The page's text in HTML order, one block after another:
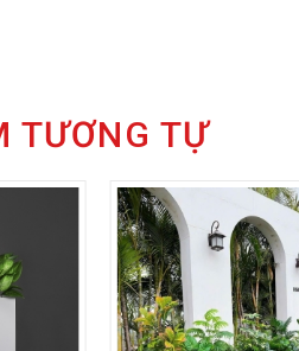
TƯƠNG TỰ